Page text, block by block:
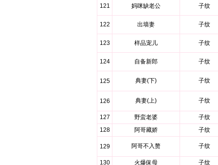
121 妈咪缺老公 子纹
122 出墙妻 子纹
123 样品宠儿 子纹
124 自备新郎 子纹
125 典妻(下) 子纹
126 典妻(上) 子纹
127 野蛮老婆
子纹
128
阿哥藏娇 子纹
129 阿哥不入赘 子纹
130 火爆保母
子纹